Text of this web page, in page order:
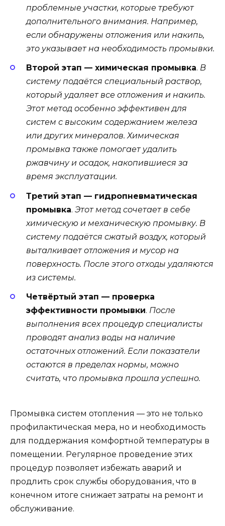
проблемные участки, которые требуют
дополнительного внимания. Например,
если обнаружены отложения или накипь,
это указывает на необходимость промывки.
Второй этап — химическая промывка. В
систему подаётся специальный раствор,
который удаляет все отложения и накипь.
Этот метод особенно эффективен для
систем с высоким содержанием железа
или других минералов. Химическая
промывка также помогает удалить
ржавчину и осадок, накопившиеся за
время эксплуатации.
Третий этап — гидропневматическая
промывка. Этот метод сочетает в себе
химическую и механическую промывку. В
систему подаётся сжатый воздух, который
выталкивает отложения и мусор на
поверхность. После этого отходы удаляются
из системы.
Четвёртый этап — проверка
эффективности промывки. После
выполнения всех процедур специалисты
проводят анализ воды на наличие
остаточных отложений. Если показатели
остаются в пределах нормы, можно
считать, что промывка прошла успешно.
Промывка систем отопления — это не только
профилактическая мера, но и необходимость
для поддержания комфортной температуры в
помещении. Регулярное проведение этих
процедур позволяет избежать аварий и
продлить срок службы оборудования, что в
конечном итоге снижает затраты на ремонт и
обслуживание.